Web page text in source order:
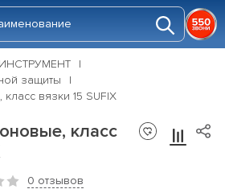
ИНСТРУМЕНТ
защиты
вязки 15 SUFIX
класс
0 отзывов